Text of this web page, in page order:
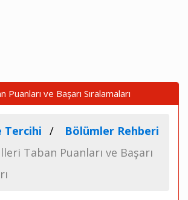
Puanları ve Başarı Sıralamaları
Tercihi
Bölümler Rehberi
Taban Puanları ve Başarı